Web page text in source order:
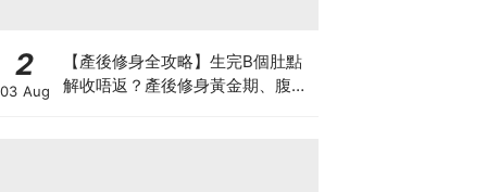
2
03 Aug
【產後修身全攻略】生完B個肚點
解收唔返？產後修身黃金期、腹直